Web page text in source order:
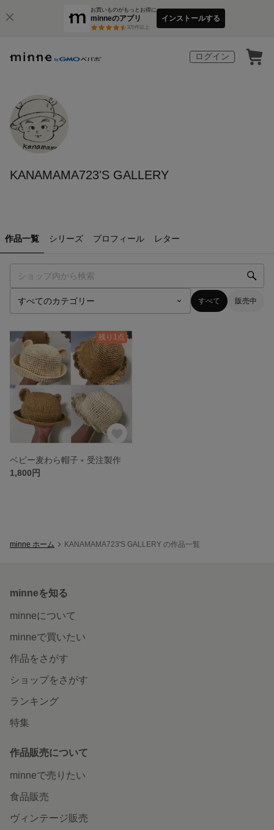
お買いものがもっとお得に
minneのアプリ
3万件以上
インストールする
ログイン
KANAMAMA723'S GALLERY
作品一覧 シリーズ プロフィール レター
すべて 販売中
残り1点
ベビー麦わら帽子﹡受注製作
1,800円
minne ホーム KANAMAMA723'S GALLERY の作品一覧
minneを知る
minneについて
minneで買いたい
作品をさがす
ショップをさがす
ランキング
特集
作品販売について
minneで売りたい
食品販売
ヴィンテージ販売